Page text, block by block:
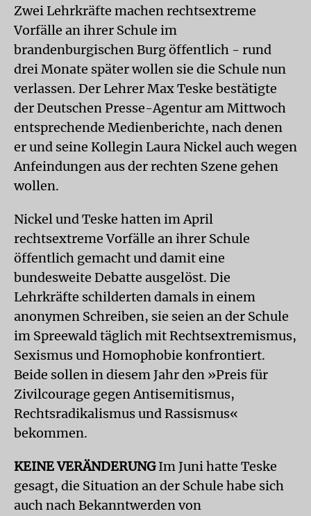
Zwei Lehrkräfte machen rechtsextreme
Vorfälle an ihrer Schule im
brandenburgischen Burg öffentlich - rund
drei Monate später wollen sie die Schule nun
verlassen. Der Lehrer Max Teske bestätigte
der Deutschen Presse-Agentur am Mittwoch
entsprechende Medienberichte, nach denen
er und seine Kollegin Laura Nickel auch wegen
Anfeindungen aus der rechten Szene gehen
wollen.
Nickel und Teske hatten im April
rechtsextreme Vorfälle an ihrer Schule
öffentlich gemacht und damit eine
bundesweite Debatte ausgelöst. Die
Lehrkräfte schilderten damals in einem
anonymen Schreiben, sie seien an der Schule
im Spreewald täglich mit Rechtsextremismus,
Sexismus und Homophobie konfrontiert.
Beide sollen in diesem Jahr den »Preis für
Zivilcourage gegen Antisemitismus,
Rechtsradikalismus und Rassismus«
bekommen.
KEINE VERÄNDERUNGIm Juni hatte Teske
gesagt, die Situation an der Schule habe sich
auch nach Bekanntwerden von